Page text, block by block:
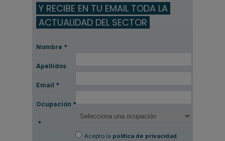
Y RECIBE EN TU EMAIL TODA LA
ACTUALIDAD DEL SECTOR
Nombre *
Apellidos
Email *
Ocupación *
*
Acepto la política de privacidad